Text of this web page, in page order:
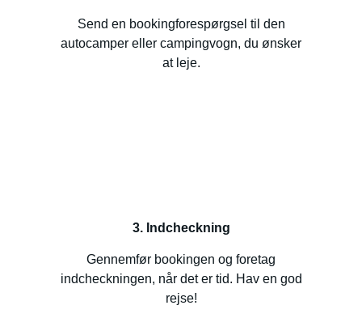
Send en bookingforespørgsel til den
autocamper eller campingvogn, du ønsker
at leje.
3. Indcheckning
Gennemfør bookingen og foretag
indcheckningen, når det er tid. Hav en god
rejse!